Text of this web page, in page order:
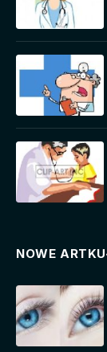
NOWE